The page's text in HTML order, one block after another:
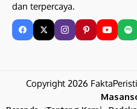
dan terpercaya.
Copyright 2026